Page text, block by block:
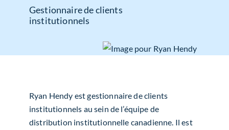
Gestionnaire de clients
institutionnels
Ryan Hendy est gestionnaire de clients
institutionnels au sein de l’équipe de
distribution institutionnelle canadienne. Il est